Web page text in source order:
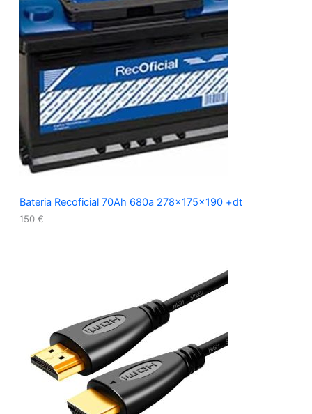
Bateria Recoficial 70Ah 680a 278x175x190 +dt
150 €